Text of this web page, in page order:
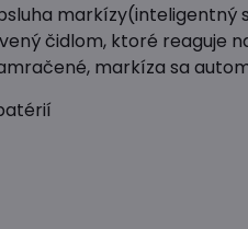
markízy(inteligentný
čidlom, ktoré reaguje
markíza sa